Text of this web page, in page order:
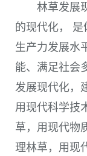
林草发展
的现代化，
生产力发展水
能、满足社会
发展现代化，
用现代科学技
草，用现代物
理林草，用现